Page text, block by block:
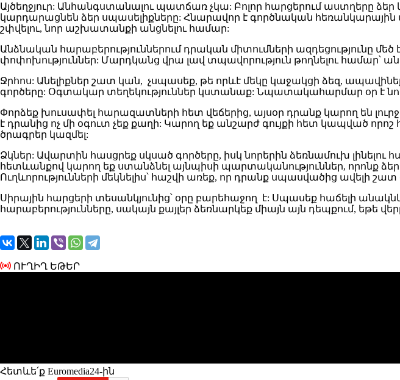
Այծեղջյուր: Անհանգստանալու պատճառ չկա: Բոլոր հարցերում աստղերը
կարդարացնեն ձեր սպասելիքները: Հնարավոր է գործնական
շփվելու, նոր աշխատանքի անցնելու համար:
Անձնական հարաբերություններում դրական միտումների ազդեցությունը
փոփոխություններ: Մարդկանց վրա լավ տպավորություն թողնելու համար՝
Ջրհոս: Անելիքներ շատ կան, չսպասեք, թե որևէ մեկը կաջակցի ձեզ,
գործերը: Օգտակար տեղեկություններ կստանաք: Նպատակահարմար օր է նոր
Փորձեք խուսափել հարազատների հետ վեճերից, այսօր դրանք կարող են
է դրանից ոչ մի օգուտ չեք քաղի: Կարող եք անշարժ գույքի հետ կապված
ծրագրեր կազմել:
Ձկներ: Ավարտին հասցրեք սկսած գործերը, իսկ նորերին ձեռնամուխ
հետևանքով կարող եք ստանձնել այնպիսի պարտականություններ, որոնք
Ուղևորությունների մեկնելիս՝ հաշվի առեք, որ դրանք սպասվածից ավելի
Սիրային հարցերի տեսանկյունից՝ օրը բարեհաջող է: Սպասեք հաճելի
հարաբերությունները, սակայն քայլեր ձեռնարկեք միայն այն դեպքում, եթե
ՈՒՂԻՂ ԵԹԵՐ
Հետևե՛ք Euromedia24-ին